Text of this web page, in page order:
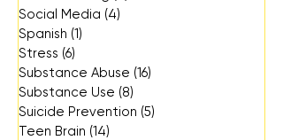
Social Media (4)
Spanish (1)
Stress (6)
Substance Abuse (16)
Substance Use (8)
Suicide Prevention (5)
Teen Brain (14)